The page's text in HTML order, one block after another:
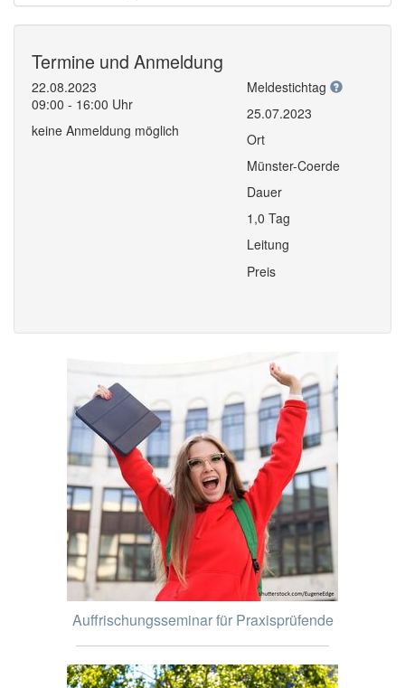
Termine und Anmeldung
22.08.2023
09:00 - 16:00 Uhr
keine Anmeldung möglich
Meldestichtag
25.07.2023
Ort
Münster-Coerde
Dauer
1,0 Tag
Leitung
Preis
Auffrischungsseminar für Praxisprüfende